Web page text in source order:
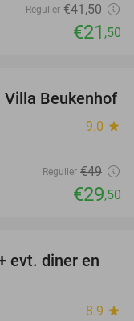
Regulier €41,50
€21 ,50
40%
Beukenhof
9.0 star
Regulier €49
€29,50
37%
evt. diner en
8.9 star